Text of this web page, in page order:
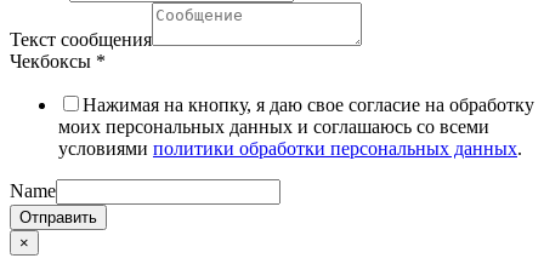
Текст сообщения
Чекбоксы *
Нажимая на кнопку, я даю свое согласие на обработку
моих персональных данных и соглашаюсь со всеми
условиями политики обработки персональных данных.
Name
Отправить
×